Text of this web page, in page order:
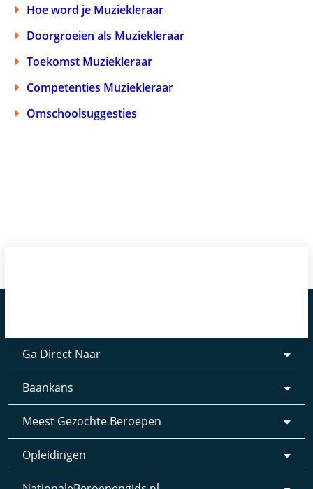
Hoe word je Muziekleraar
Doorgroeien als Muziekleraar
Toekomst Muziekleraar
Competenties Muziekleraar
Omschoolsuggesties
Ga Direct Naar
Baankans
Meest Gezochte Beroepen
Opleidingen